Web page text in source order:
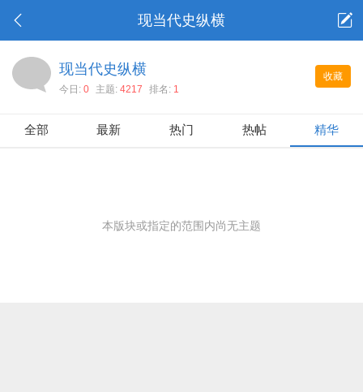
现当代史纵横
收藏
现当代史纵横
今日: 0 主题: 4217 排名: 1
全部 最新 热门 热帖 精华
本版块或指定的范围内尚无主题